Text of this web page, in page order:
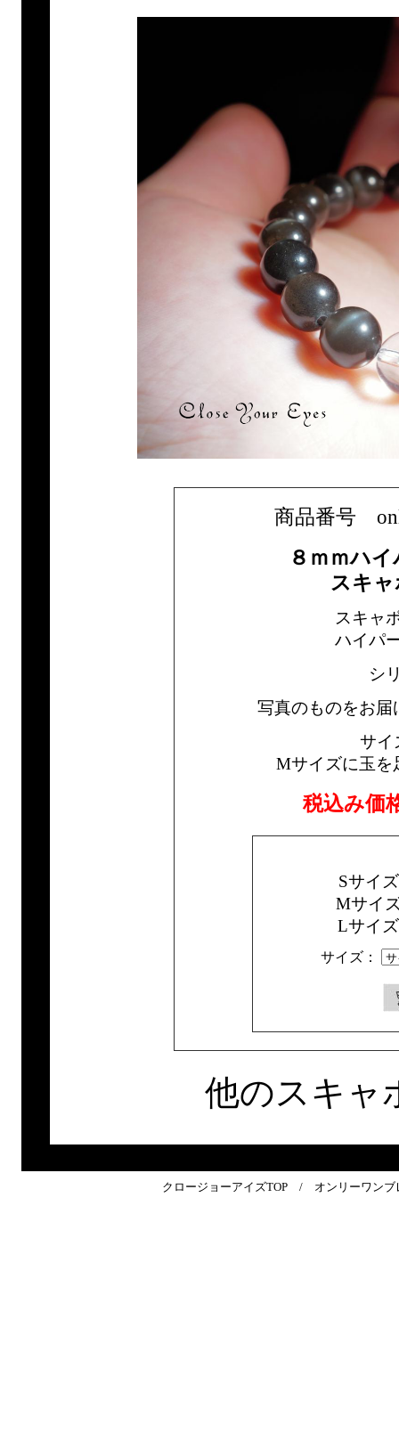
商品番号
８ｍｍハ
スキ
スキャ
ハイパ
シ
写真のものをお
サイ
Mサイズに玉を
税込み価
Sサイ
Mサイ
Lサイ
サイズ：
他のスキャ
クロージョーアイズTOP/ オンリーワン